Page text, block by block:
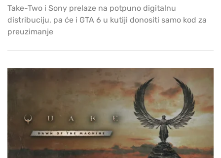
Take-Two i Sony prelaze na potpuno digitalnu
distribuciju, pa će i GTA 6 u kutiji donositi samo kod za
preuzimanje